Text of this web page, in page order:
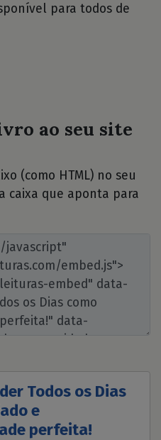
para todos de
ao seu site
(como HTML) no seu
caixa que aponta para
Todos os Dias
e
perfeita!